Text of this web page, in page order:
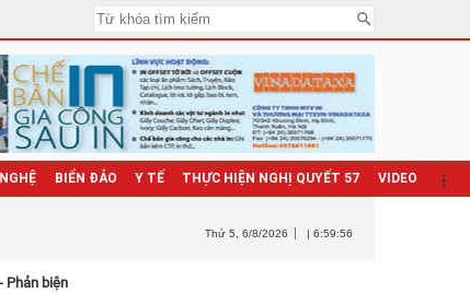
BIỂN ĐẢO Y TẾ THỰC HIỆN NGHỊ QUYẾT 57 VIDEO
Thứ 5 , 6/8/2026 | 6:59:58
Phản biện